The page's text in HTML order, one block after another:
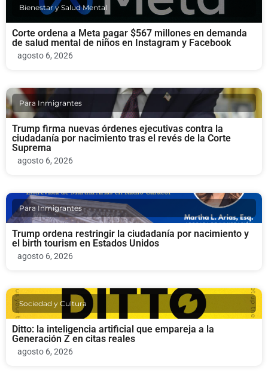
Bienestar y Salud Mental
Corte ordena a Meta pagar $567 millones en demanda
de salud mental de niños en Instagram y Facebook
agosto 6, 2026
Para Inmigrantes
Trump firma nuevas órdenes ejecutivas contra la
ciudadanía por nacimiento tras el revés de la Corte
Suprema
agosto 6, 2026
Para Inmigrantes
Trump ordena restringir la ciudadanía por nacimiento y
el birth tourism en Estados Unidos
agosto 6, 2026
Sociedad y Cultura
Ditto: la inteligencia artificial que empareja a la
Generación Z en citas reales
agosto 6, 2026